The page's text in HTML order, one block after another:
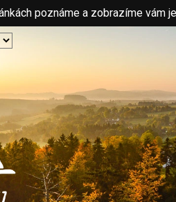
poznáme a zobrazíme vám